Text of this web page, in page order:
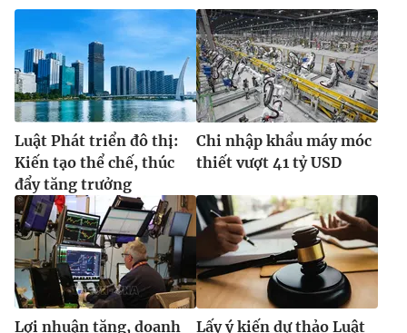
® Cấm sao chép dưới mọi hình thức nếu không có sự chấp
thuận bằng văn bản. Ghi rõ nguồn VTV.vn khi phát hành lại
thông tin từ website này.
Luật Phát triển đô thị:
Kiến tạo thể chế, thúc
đẩy tăng trưởng
Chi nhập khẩu máy móc
thiết vượt 41 tỷ USD
Lợi nhuận tăng, doanh
Lấy ý kiến dự thảo Luật